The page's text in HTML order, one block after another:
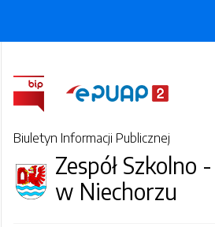
Biuletyn Informacji Publicznej
Zespół Szkolno
w Niechorzu